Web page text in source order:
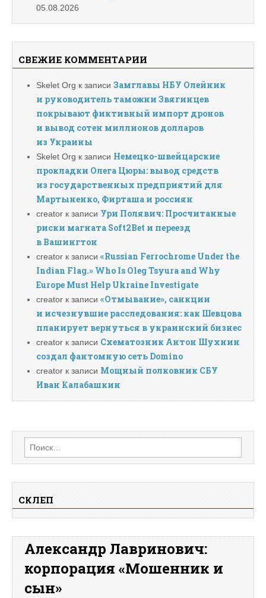
05.08.2026
СВЕЖИЕ КОММЕНТАРИИ
Skelet Org к записи Замглавы НБУ Олейник
и руководитель таможни Звягинцев
покрывают фиктивный импорт дронов
и вывод сотен миллионов долларов
из Украины
Skelet Org к записи Немецко-швейцарские
прокладки Олега Цюры: вывод средств
из государственных предприятий для
Мартыненко, Фирташа и россиян
creator к записи Ури Полявич: Просчитанные
риски магната Soft2Bet и переезд
в Вашингтон
creator к записи «Russian Ferrochrome Under the
Indian Flag.» Who Is Oleg Tsyura and Why
Europe Must Help Ukraine Investigate
creator к записи «Отмывание», санкции
и исчезнувшие расследования: как Шевцова
планирует вернуться в украинский бизнес
creator к записи Схематозник Антон Шухнин
создал фантомную сеть Domino
creator к записи Мощный полковник СБУ
Иван Калабашкин
Найти:
СКЛЕП
Александр Лавринович:
корпорация «Мошенник и
сын»